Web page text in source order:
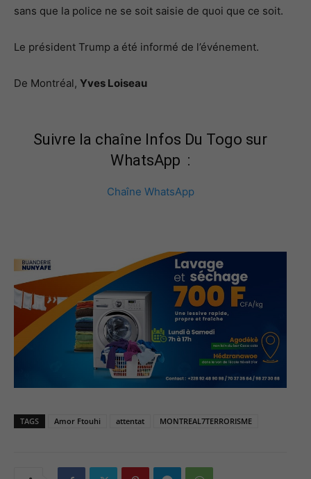
sans que la police ne se soit saisie de quoi que ce soit.
Le président Trump a été informé de l’événement.
De Montréal, Yves Loiseau
Suivre la chaîne Infos Du Togo sur
WhatsApp :
Chaîne WhatsApp
TAGS Amor Ftouhi attentat MONTREAL7TERRORISME